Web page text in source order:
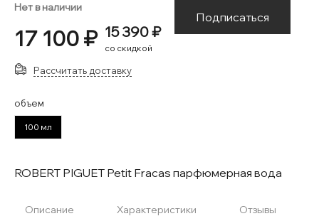
Нет в наличии
17 100 ₽ 15 390 ₽
со скидкой
Подписаться
Рассчитать доставку
объем
100 мл
ROBERT PIGUET Petit Fracas парфюмерная вода
Описание Характеристики Отзывы